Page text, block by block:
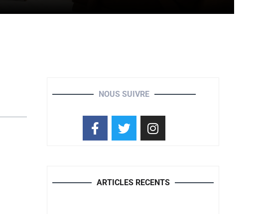
NOUS SUIVRE
ARTICLES RECENTS